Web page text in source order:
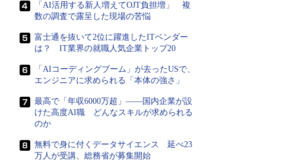
「AI活用する新人増えてOJT負担増」 複
数の調査で露呈した現場の苦悩
富士通を抜いて2位に躍進したITベンダー
は？ IT業界の就職人気企業トップ20
「AIコーディングブーム」が去ったUSで、
エンジニアに求められる「本体の強さ」
最高で「年収6000万超」――国内企業が設
けた高度AI職 どんなスキルが求められる
のか
無料で身に付くデータサイエンス 延べ23
万人が受講、総務省が募集開始